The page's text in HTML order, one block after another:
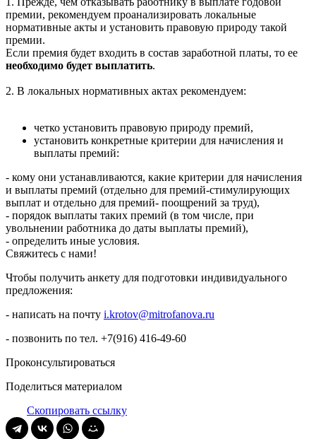
премии, рекомендуем проанализировать локальные
нормативные акты и установить правовую природу такой
премии.
Если премия будет входить в состав заработной платы, то ее
необходимо будет выплатить.
2. В локальных нормативных актах рекомендуем:
четко установить правовую природу премий,
установить конкретные критерии для начисления и
выплаты премий:
- кому они устанавливаются, какие критерии для начисления
и выплаты премий (отдельно для премий-стимулирующих
выплат и отдельно для премий- поощрений за труд),
- порядок выплаты таких премий (в том числе, при
увольнении работника до даты выплаты премий),
- определить иные условия.
Свяжитесь с нами!
Чтобы получить анкету для подготовки индивидуального
предложения:
- написать на почту i.krotov@mitrofanova.ru
- позвонить по тел. +7(916) 416-49-60
Проконсультироваться
Поделиться материалом
Скопировать ссылку